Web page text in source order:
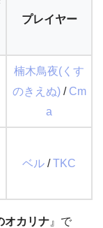
プレイヤー
楠木鳥夜(くす
のきえぬ)/ Cm
a
ベル /TKC
オカリナ 』で